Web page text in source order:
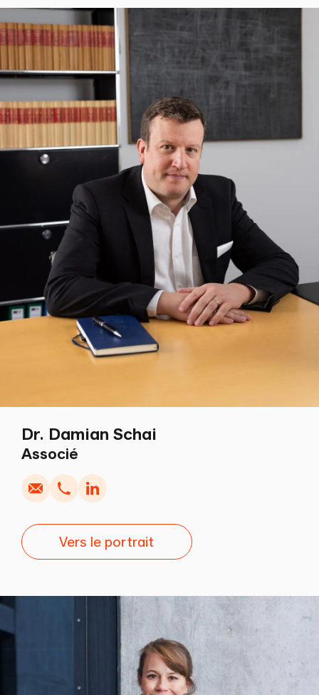
Dr. Damian Schai
Associé
Écrire Copier
Appel Copier
Vers le portrait